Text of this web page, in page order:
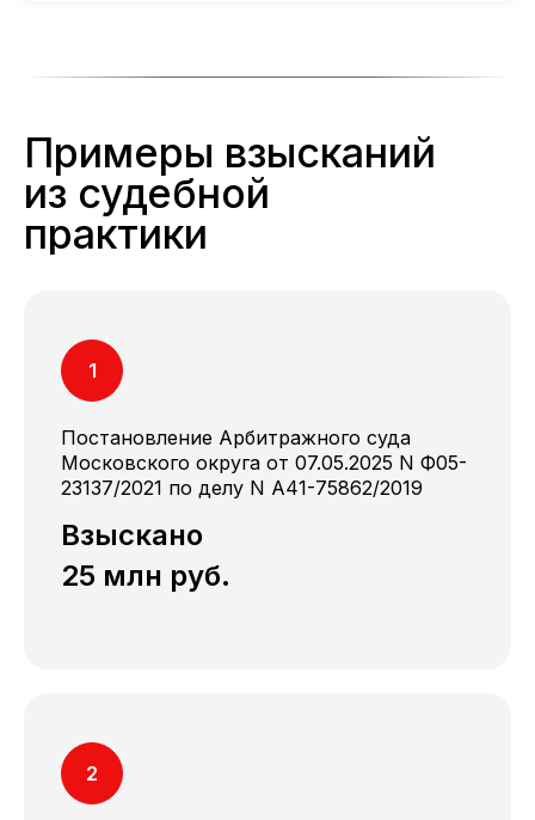
Примеры взысканий
из судебной
практики
Постановление Арбитражного суда
Московского округа от 07.05.2025 N Ф05-
23137/2021 по делу N A41-75862/2019
Взыскано
25 млн руб.